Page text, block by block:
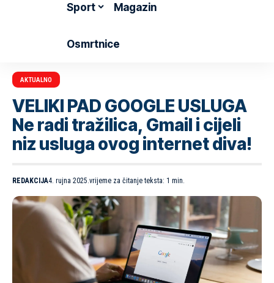
Sport Magazin
Osmrtnice
AKTUALNO
VELIKI PAD GOOGLE USLUGA
Ne radi tražilica, Gmail i cijeli
niz usluga ovog internet diva!
REDAKCIJA4. rujna 2025.vrijeme za čitanje teksta: 1 min.